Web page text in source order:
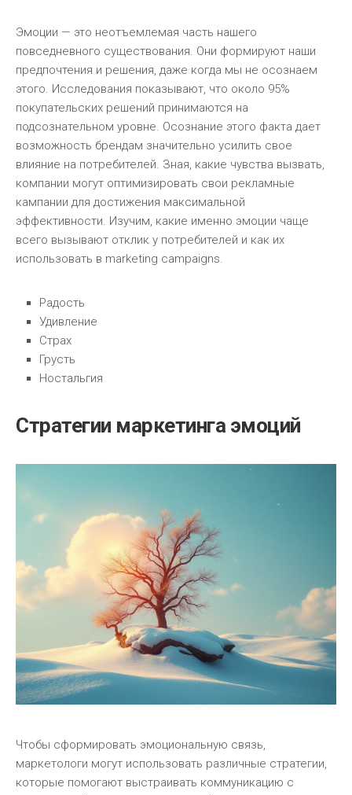
Эмоции — это неотъемлемая часть нашего
повседневного существования. Они формируют наши
предпочтения и решения, даже когда мы не осознаем
этого. Исследования показывают, что около 95%
покупательских решений принимаются на
подсознательном уровне. Осознание этого факта дает
возможность брендам значительно усилить свое
влияние на потребителей. Зная, какие чувства вызвать,
компании могут оптимизировать свои рекламные
кампании для достижения максимальной
эффективности. Изучим, какие именно эмоции чаще
всего вызывают отклик у потребителей и как их
использовать в marketing campaigns.
Радость
Удивление
Страх
Грусть
Ностальгия
Стратегии маркетинга эмоций
Чтобы сформировать эмоциональную связь,
маркетологи могут использовать различные стратегии,
которые помогают выстраивать коммуникацию с